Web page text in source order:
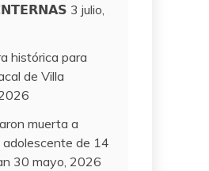
3 julio,
histórica para
de Villa
muerta a
de 14
30 mayo, 2026